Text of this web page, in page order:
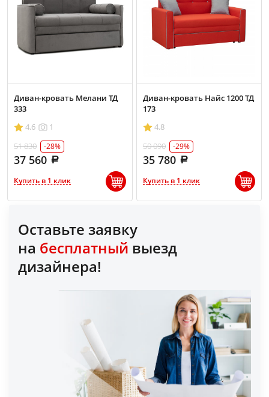
Диван-кровать Мелани ТД
333
4.6
1
51 830
-28%
37 560
Купить в 1 клик
Диван-кровать Найс 1200 ТД
173
4.8
50 090
-29%
35 780
Купить в 1 клик
Оставьте заявку
на бесплатный выезд
дизайнера!